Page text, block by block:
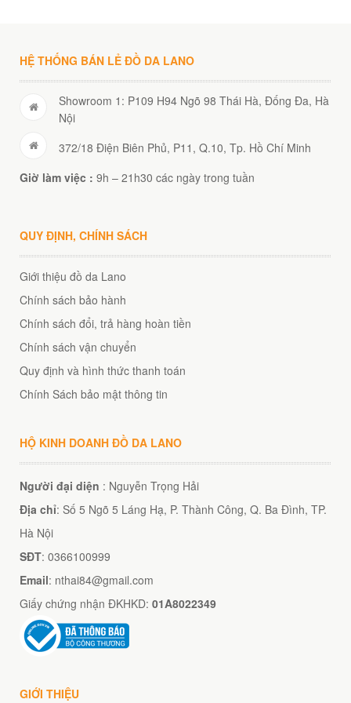
HỆ THỐNG BÁN LẺ ĐỒ DA LANO
Showroom 1: P109 H94 Ngõ 98 Thái Hà, Đống Đa, Hà
Nội
372/18 Điện Biên Phủ, P11, Q.10, Tp. Hồ Chí Minh
Giờ làm việc : 9h – 21h30 các ngày trong tuần
QUY ĐỊNH, CHÍNH SÁCH
Giới thiệu đồ da Lano
Chính sách bảo hành
Chính sách đổi, trả hàng hoàn tiền
Chính sách vận chuyển
Quy định và hình thức thanh toán
Chính Sách bảo mật thông tin
HỘ KINH DOANH ĐỒ DA LANO
Người đại diện : Nguyễn Trọng Hải
Địa chỉ: Số 5 Ngõ 5 Láng Hạ, P. Thành Công, Q. Ba Đình, TP.
Hà Nội
SĐT: 0366100999
Email: nthai84@gmail.com
Giấy chứng nhận ĐKHKD: 01A8022349
GIỚI THIỆU